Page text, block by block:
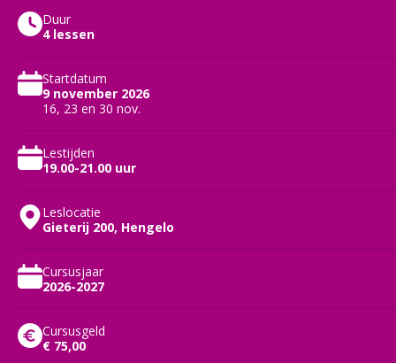
Duur
4 lessen
Startdatum
9 november 2026
16, 23 en 30 nov.
Lestijden
19.00-21.00 uur
Leslocatie
Gieterij 200, Hengelo
Cursusjaar
2026-2027
Cursusgeld
€ 75,00